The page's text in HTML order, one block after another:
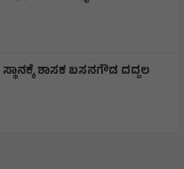
ಶಾಸಕ ಬಸನಗೌಡ ದದ್ದಲ